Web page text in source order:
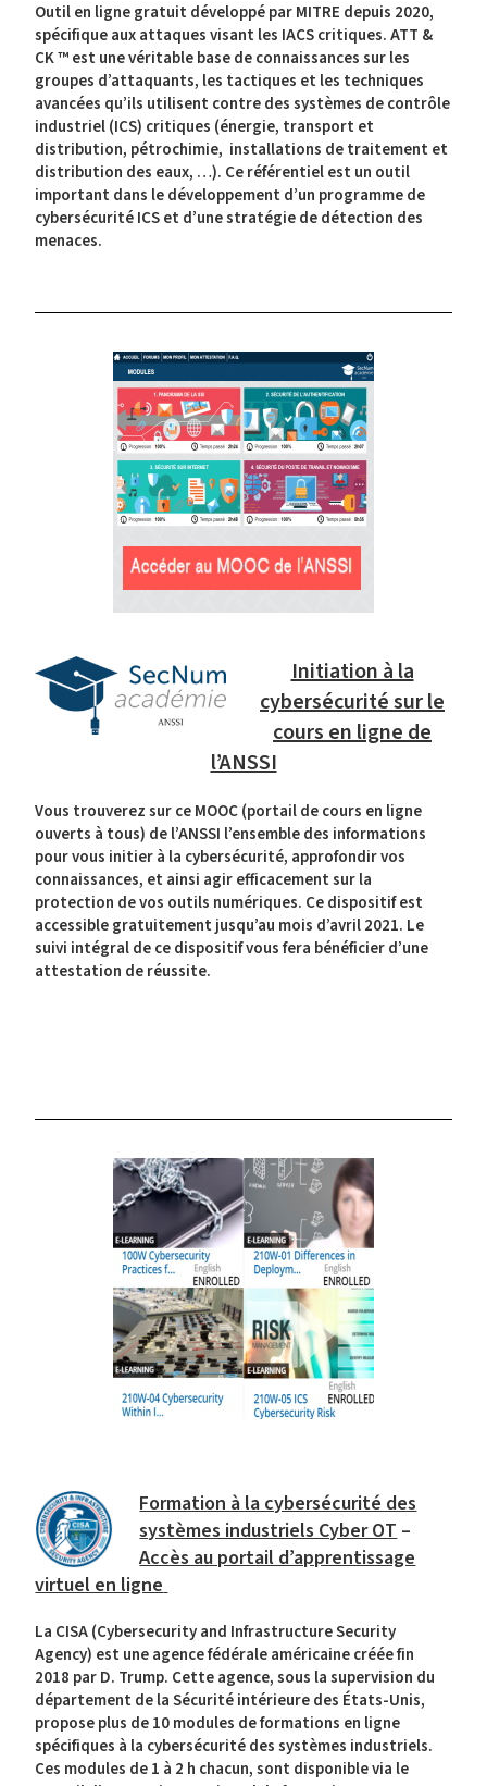
Outil en ligne gratuit développé par MITRE depuis 2020,
spécifique aux attaques visant les IACS critiques. ATT &
CK ™ est une véritable base de connaissances sur les
groupes d’attaquants, les tactiques et les techniques
avancées qu’ils utilisent contre des systèmes de contrôle
industriel (ICS) critiques (énergie, transport et
distribution, pétrochimie, installations de traitement et
distribution des eaux, …). Ce référentiel est un outil
important dans le développement d’un programme de
cybersécurité ICS et d’une stratégie de détection des
menaces.
Initiation à la
cybersécurité sur le
cours en ligne de
l’ANSSI
Vous trouverez sur ce MOOC (portail de cours en ligne
ouverts à tous) de l’ANSSI l’ensemble des informations
pour vous initier à la cybersécurité, approfondir vos
connaissances, et ainsi agir efficacement sur la
protection de vos outils numériques. Ce dispositif est
accessible gratuitement jusqu’au mois d’avril 2021. Le
suivi intégral de ce dispositif vous fera bénéficier d’une
attestation de réussite.
Formation à la cybersécurité des
systèmes industriels Cyber OT–
Accès au portail d’apprentissage
virtuel en ligne
La CISA (Cybersecurity and Infrastructure Security
Agency) est une agence fédérale américaine créée fin
2018 par D. Trump. Cette agence, sous la supervision du
département de la Sécurité intérieure des États-Unis,
propose plus de 10 modules de formations en ligne
spécifiques à la cybersécurité des systèmes industriels.
Ces modules de 1 à 2 h chacun, sont disponible via le